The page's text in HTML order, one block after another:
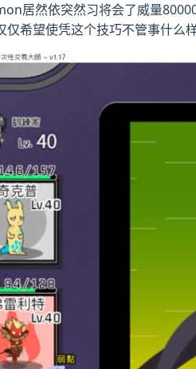
居然依突然习将会了威量
仅希望使凭这个技巧不管事什么